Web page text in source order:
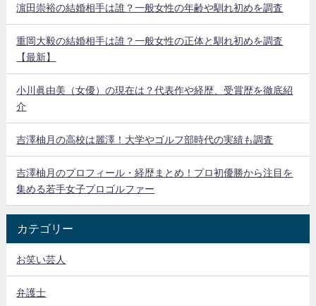
濵田崇裕の結婚相手は誰？一般女性の年齢や馴れ初めを調査
重岡大毅の結婚相手は誰？一般女性の正体と馴れ初めを調査
【最新】
小川眞由美（女優）の現在は？代表作や経歴、受賞歴を徹底紹
介
吉澤柚月の高校は麗澤！大学やゴルフ部時代の実績も調査
吉澤柚月のプロフィール・経歴まとめ！プロ初優勝から注目を
集める若手女子プロゴルファー
カテゴリー
お笑い芸人
弁護士